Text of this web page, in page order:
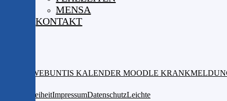
MENSA
KONTAKT
WEBUNTIS KALENDER MOODLE
BarrierefreiheitImpressumDatenschutzLeichte